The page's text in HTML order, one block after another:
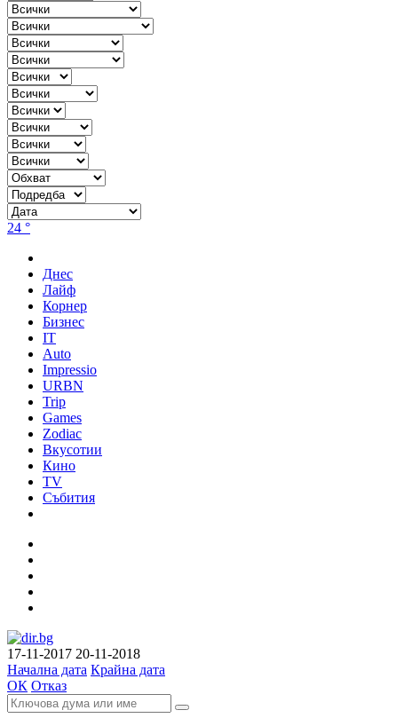
24 °
Днес
Лайф
Корнер
Бизнес
IT
Auto
Impressio
URBN
Trip
Games
Zodiac
Вкусотии
Кино
TV
Събития
17-11-2017 20-11-2018
Начална дата Крайна дата
ОК Отказ